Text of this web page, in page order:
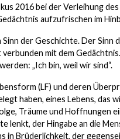
2016 bei der Verleihung
aufzufrischen im
der Geschichte. Der
mit dem
„Ich bin, weil wir sind“.
(LF) und deren
haben, eines Lebens, das
Träume und Hoffnungen
lenkt, der Hingabe an die
in Brüderlichkeit, der